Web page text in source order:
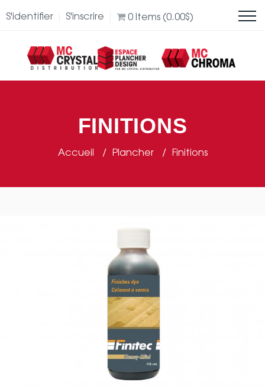
S'identifier S'inscrire 0 Items (0.00$)
FINITIONS
Accueil Plancher Finitions